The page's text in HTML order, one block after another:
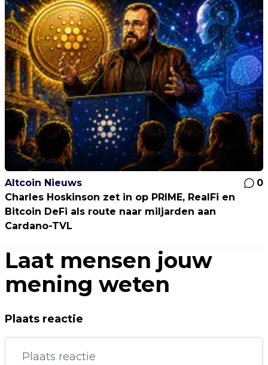
Altcoin Nieuws
0
Charles Hoskinson zet in op PRIME, RealFi en
Bitcoin DeFi als route naar miljarden aan
Cardano-TVL
Laat mensen jouw
mening weten
Plaats reactie